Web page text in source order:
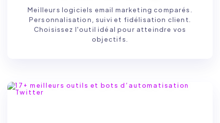
Meilleurs logiciels email marketing comparés.
Personnalisation, suivi et fidélisation client.
Choisissez l'outil idéal pour atteindre vos
objectifs.